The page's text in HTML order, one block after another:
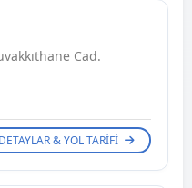
Cad.
DETAYLAR & YOL TARIFI